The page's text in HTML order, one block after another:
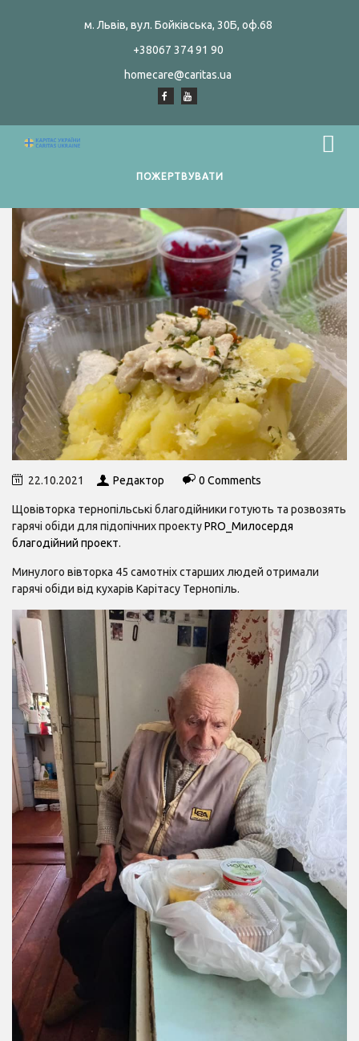
м. Львів, вул. Бойківська, 30Б, оф.68
+38067 374 91 90
homecare@caritas.ua
ПОЖЕРТВУВАТИ
22.10.2021 Редактор 0 Comments
Щовівторка тернопільські благодійники готують та розвозять
гарячі обіди для підопічних проектуPRO_Милосердя
благодійний проект.
Минулого вівторка 45 самотніх старших людей отримали
гарячі обіди від кухарів Карітасу Тернопіль.